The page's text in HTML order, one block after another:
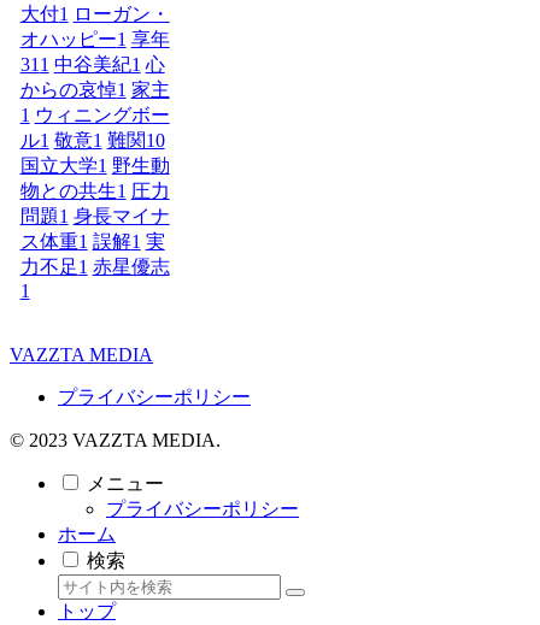
大付1 ローガン・
オハッピー1 享年
31 1 中谷美紀1 心
からの哀悼1 家主
1 ウィニングボー
ル1 敬意1 難関10
国立大学1 野生動
物との共生1 圧力
問題1 身長マイナ
ス体重1 誤解1 実
力不足1 赤星優志
1
VAZZTA MEDIA
プライバシーポリシー
© 2023 VAZZTA MEDIA.
メニュー
プライバシーポリシー
ホーム
検索
トップ